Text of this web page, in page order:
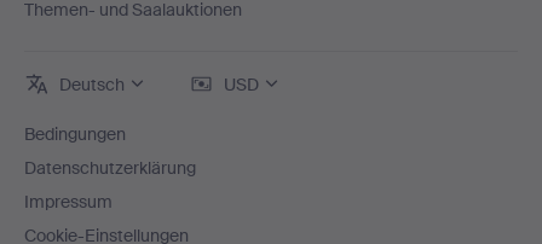
Themen- und Saalauktionen
Deutsch USD
Bedingungen
Datenschutzerklärung
Impressum
Cookie-Einstellungen